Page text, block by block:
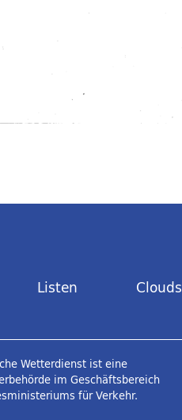
Listen Clouds
Wetterdienst ist eine
im Geschäftsbereich
für Verkehr.